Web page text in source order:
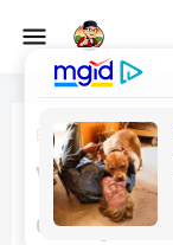
Beranda Rio de
Via